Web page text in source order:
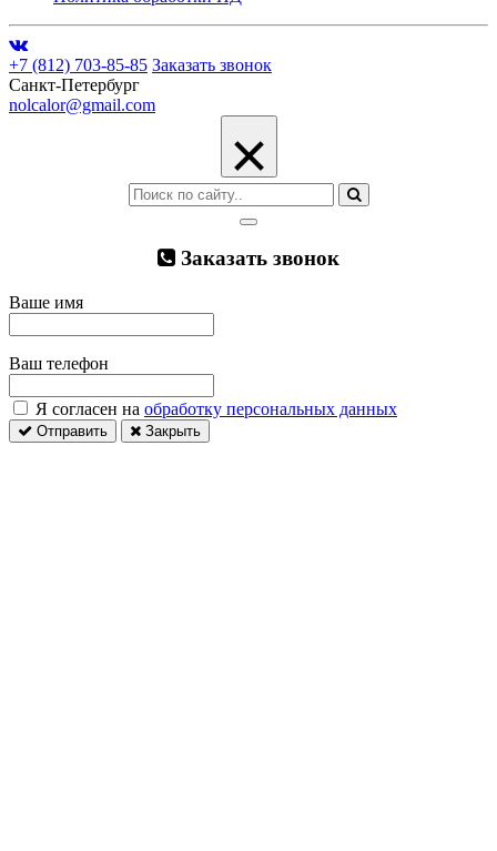
+7 (812) 703-85-85 Заказать звонок
Санкт-Петербург
nolcalor@gmail.com
×
Заказать звонок
Ваше имя
Ваш телефон
Я согласен на обработку персональных данных
Отправить Закрыть